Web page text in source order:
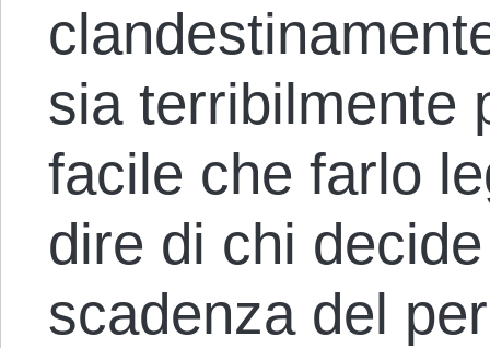
sia terribilmente
facile che farlo
dire di chi
scadenza del